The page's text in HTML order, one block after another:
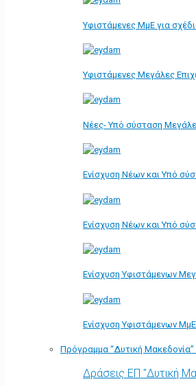
Υφιστάμενες ΜμΕ για
Υφιστάμενες Μεγάλες
Νέες- Υπό σύσταση
Ενίσχυση Νέων και Υπό
Ενίσχυση Νέων και Υπό
Ενίσχυση Υφιστάμενων
Ενίσχυση Υφιστάμενων
Πρόγραμμα “Δυτική Μακεδονία”
Δράσεις ΕΠ "Δυτική